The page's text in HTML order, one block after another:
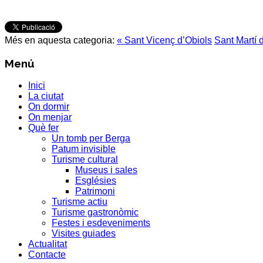
Més en aquesta categoria: « Sant Vicenç d’Obiols Sant Martí
Menú
Inici
La ciutat
On dormir
On menjar
Què fer
Un tomb per Berga
Patum invisible
Turisme cultural
Museus i sales
Esglésies
Patrimoni
Turisme actiu
Turisme gastronòmic
Festes i esdeveniments
Visites guiades
Actualitat
Contacte